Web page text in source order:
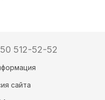
512-52-52
сайта